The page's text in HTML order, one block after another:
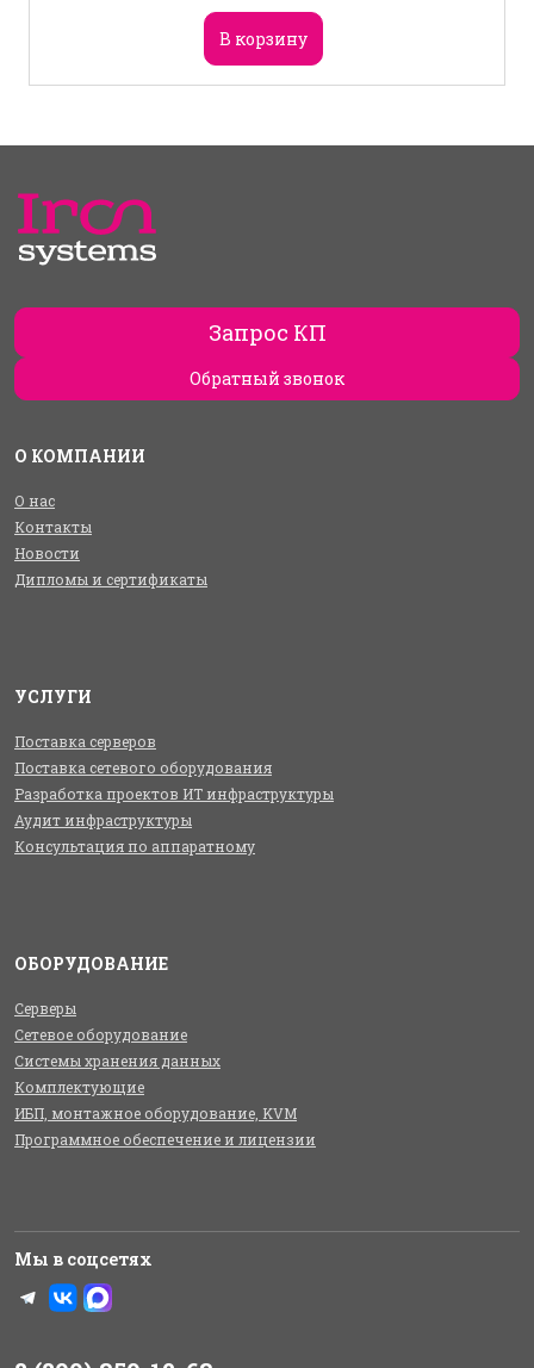
В корзину
Запрос КП
Обратный звонок
О КОМПАНИИ
О нас
Контакты
Новости
Дипломы и сертификаты
УСЛУГИ
Поставка серверов
Поставка сетевого оборудования
Разработка проектов ИТ инфраструктуры
Аудит инфраструктуры
Консультация по аппаратному
ОБОРУДОВАНИЕ
Серверы
Сетевое оборудование
Системы хранения данных
Комплектующие
ИБП, монтажное оборудование, KVM
Программное обеспечение и лицензии
Мы в соцсетях